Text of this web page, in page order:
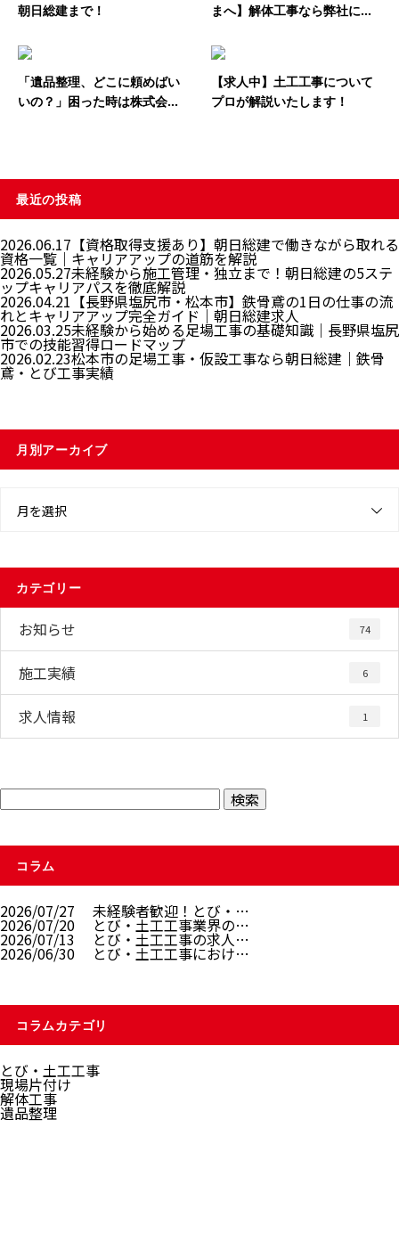
朝日総建まで！
まへ】解体工事なら弊社に...
「遺品整理、どこに頼めばい
いの？」困った時は株式会...
【求人中】土工工事について
プロが解説いたします！
最近の投稿
2026.06.17 【資格取得支援あり】朝日総建で働きながら取れる
資格一覧｜キャリアアップの道筋を解説
2026.05.27未経験から施工管理・独立まで！朝日総建の5ステ
ップキャリアパスを徹底解説
2026.04.21 【長野県塩尻市・松本市】鉄骨鳶の1日の仕事の流
れとキャリアアップ完全ガイド｜朝日総建求人
2026.03.25未経験から始める足場工事の基礎知識｜長野県塩尻
市での技能習得ロードマップ
2026.02.23松本市の足場工事・仮設工事なら朝日総建｜鉄骨
鳶・とび工事実績
月別アーカイブ
月を選択
カテゴリー
お知らせ 74
施工実績 6
求人情報 1
コラム
2026/07/27 未経験者歓迎！とび・…
2026/07/20 とび・土工工事業界の…
2026/07/13 とび・土工工事の求人…
2026/06/30 とび・土工工事におけ…
コラムカテゴリ
とび・土工工事
現場片付け
解体工事
遺品整理